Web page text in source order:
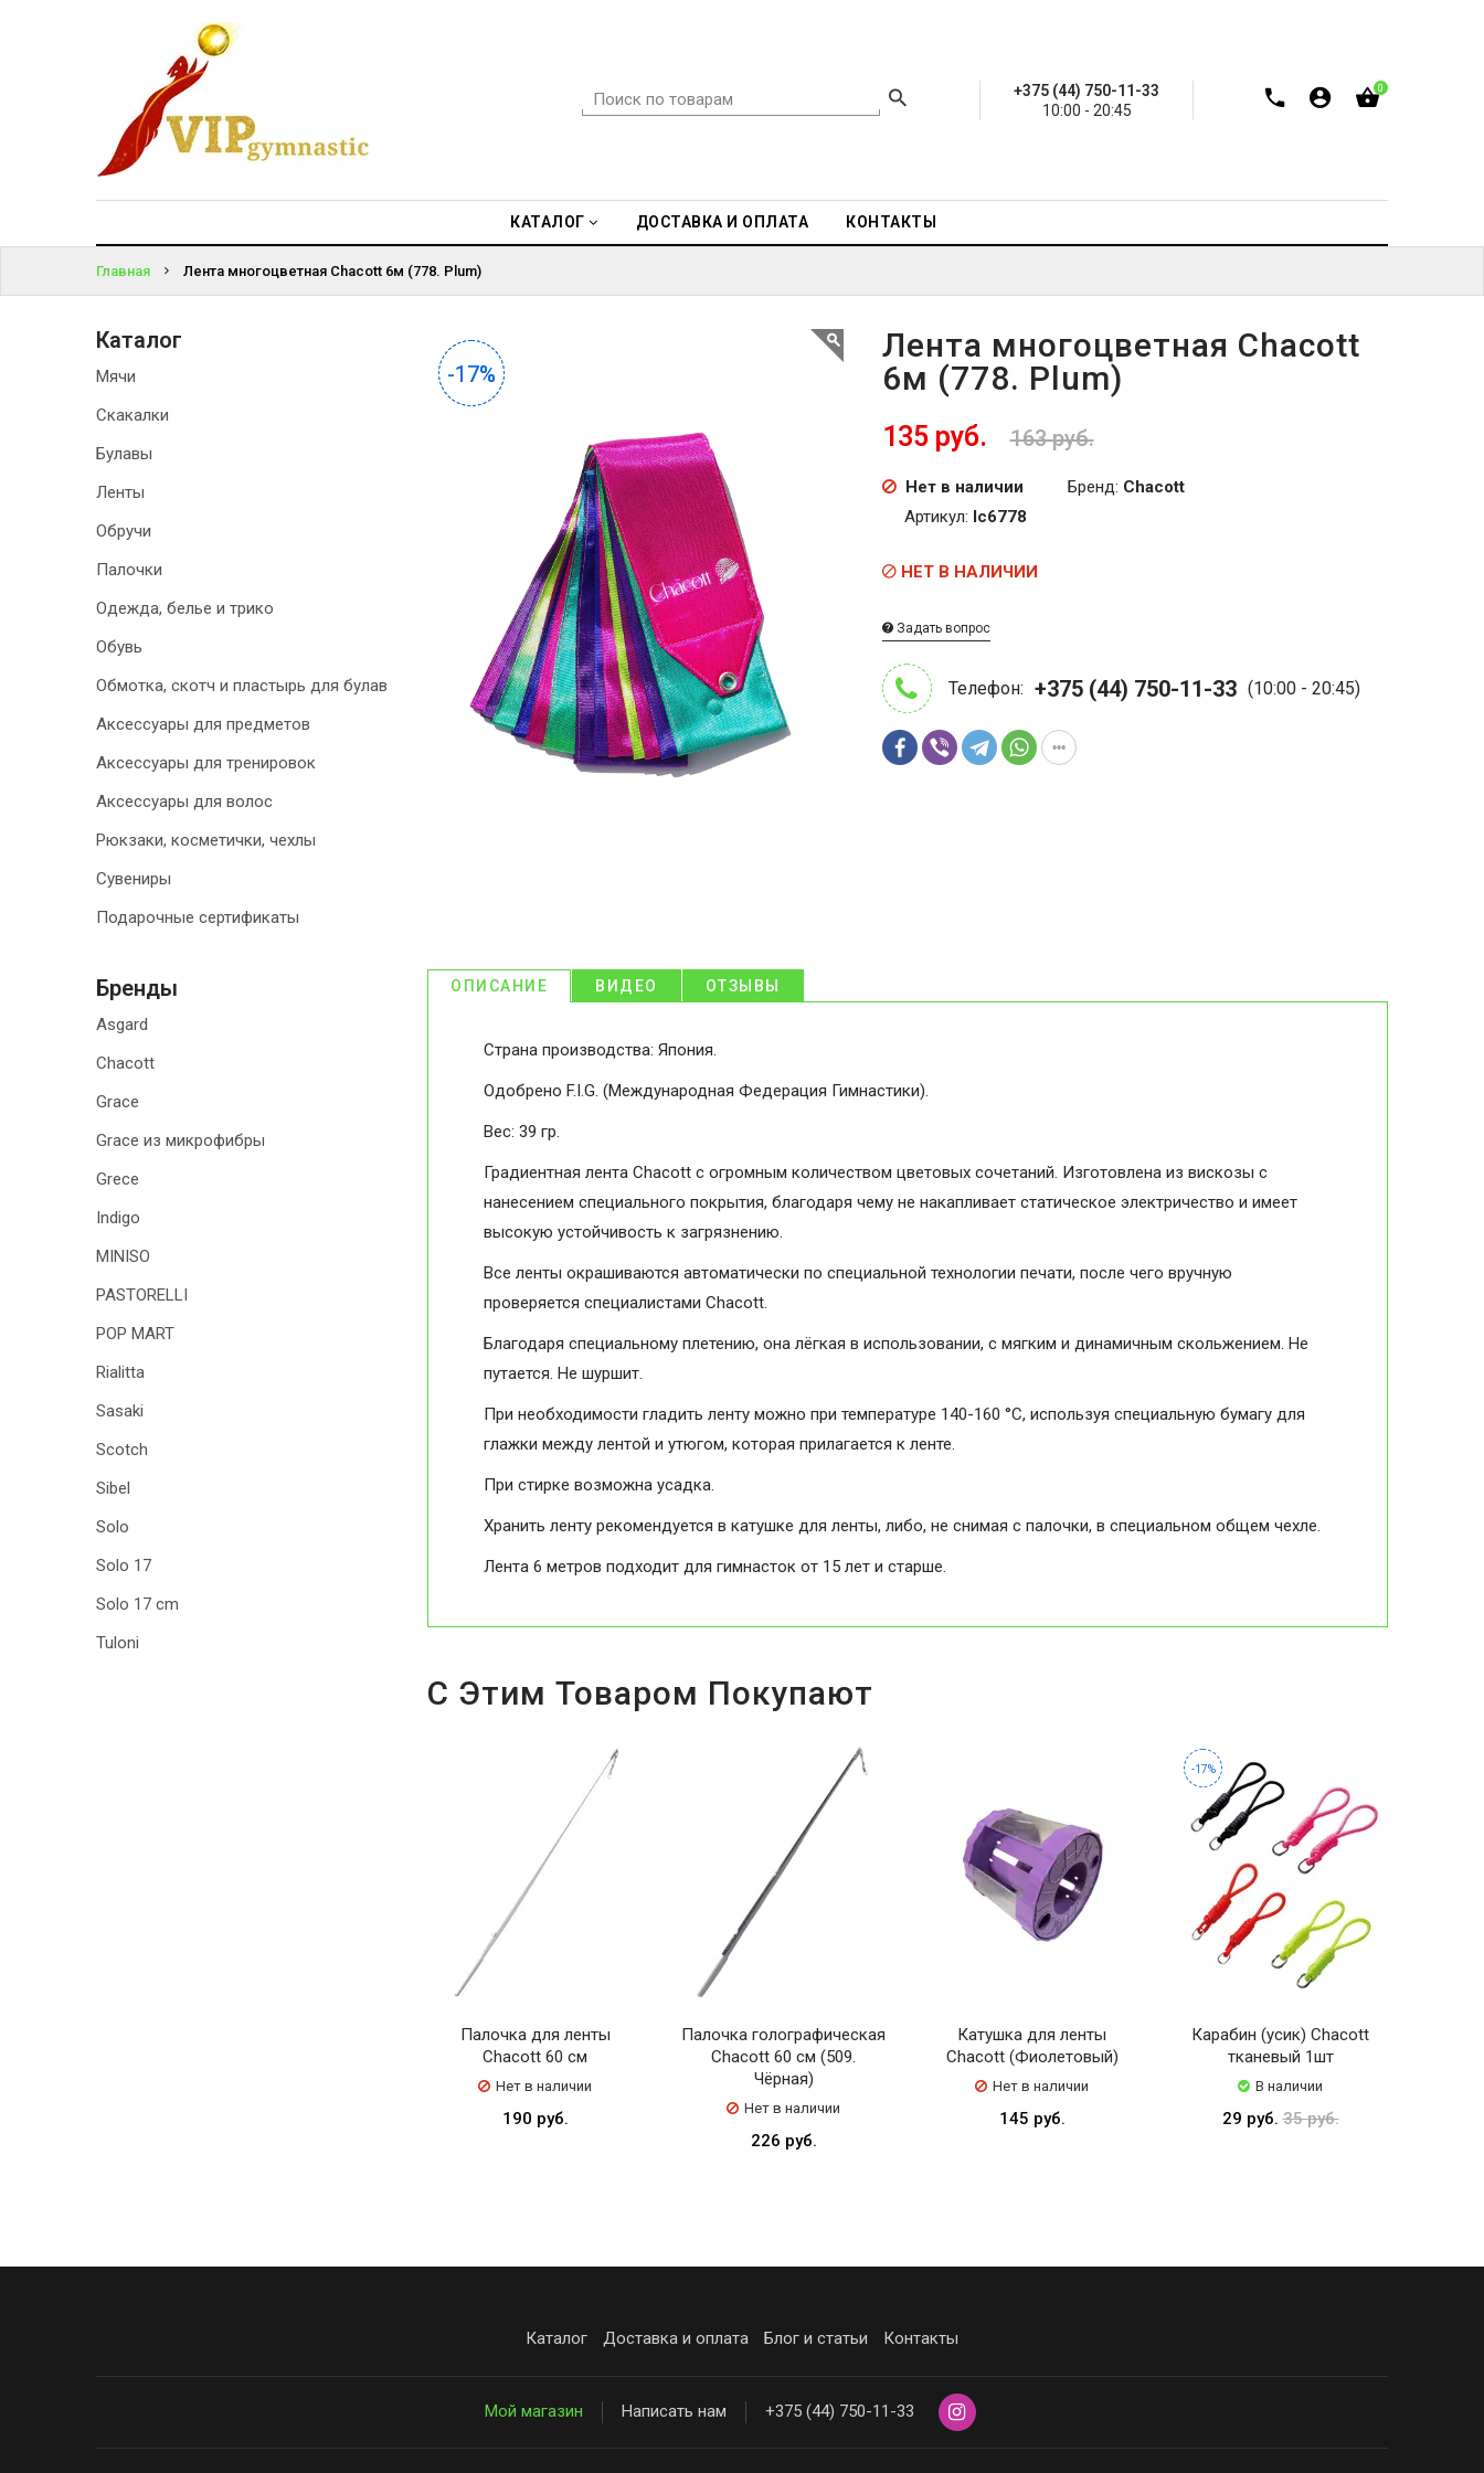
+375 (44) 750-11-33
10:00 - 20:45
0
КАТАЛОГ ДОСТАВКА И ОПЛАТА КОНТАКТЫ
КОНТАКТЫ
ВОЙТИ
ЗАБЫЛИ
ПАРОЛЬ?
Главная Лента многоцветная Chacott 6м (778. Plum)
-17%
-17%
Лента многоцветная Chacott
6м (778. Plum)
135 руб. 163 руб.
Нет в наличии Бренд: Chacott
Артикул: lc6778
НЕТ В НАЛИЧИИ
Задать вопрос
Телефон: +375 (44) 750-11-33 (10:00 - 20:45)
ОПИСАНИЕ ВИДЕО ОТЗЫВЫ
Страна производства: Япония.
Одобрено F.I.G. (Международная Федерация Гимнастики).
Вес: 39 гр.
Градиентная лента Chacott с огромным количеством цветовых сочетаний. Изготовлена из вискозы с
нанесением специального покрытия, благодаря чему не накапливает статическое электричество и имеет
высокую устойчивость к загрязнению.
Все ленты окрашиваются автоматически по специальной технологии печати, после чего вручную
проверяется специалистами Chacott.
Благодаря специальному плетению, она лёгкая в использовании, с мягким и динамичным скольжением. Не
путается. Не шуршит.
При необходимости гладить ленту можно при температуре 140-160 °C, используя специальную бумагу для
глажки между лентой и утюгом, которая прилагается к ленте.
При стирке возможна усадка.
Хранить ленту рекомендуется в катушке для ленты, либо, не снимая с палочки, в специальном общем чехле.
Лента 6 метров подходит для гимнасток от 15 лет и старше.
С Этим Товаром Покупают
Палочка для ленты
Chacott 60 см
Нет в наличии
190 руб.
Палочка голографическая
Chacott 60 см (509.
Чёрная)
Нет в наличии
226 руб.
Катушка для ленты
Chacott (Фиолетовый)
Нет в наличии
145 руб.
-17%
Карабин (усик) Chacott
тканевый 1шт
В наличии
29 руб.35 руб.
Каталог
Мячи
Скакалки
Булавы
Ленты
Обручи
Палочки
Одежда, белье и трико
Обувь
Обмотка, скотч и пластырь для булав
Аксессуары для предметов
Аксессуары для тренировок
Аксессуары для волос
Рюкзаки, косметички, чехлы
Сувениры
Подарочные сертификаты
Бренды
Asgard
Chacott
Grace
Grace из микрофибры
Grece
Indigo
MINISO
PASTORELLI
POP MART
Rialitta
Sasaki
Scotch
Sibel
Solo
Solo 17
Solo 17 cm
Tuloni
Каталог Доставка и оплата Блог и статьи Контакты
Мой магазин Написать нам +375 (44) 750-11-33